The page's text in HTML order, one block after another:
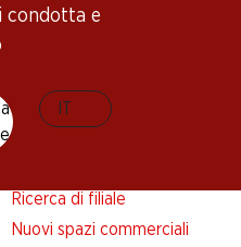
condotta e
Ricerca di filiale
Nuovi spazi commerciali